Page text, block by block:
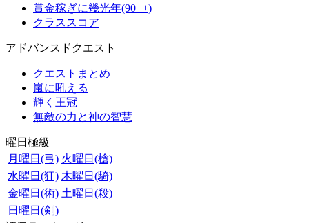
賞金稼ぎに幾光年(90++)
クラススコア
アドバンスドクエスト
クエストまとめ
嵐に吼える
輝く王冠
無敵の力と神の智慧
曜日極級
月曜日(弓) 火曜日(槍)
水曜日(狂) 木曜日(騎)
金曜日(術) 土曜日(殺)
日曜日(剣)